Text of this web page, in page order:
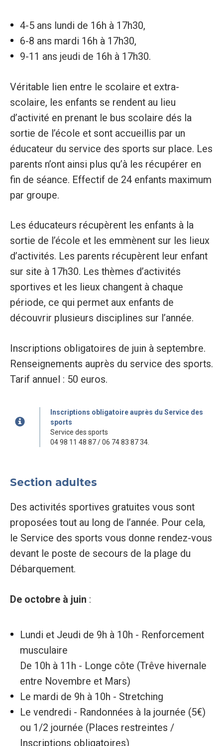
4-5 ans lundi de 16h à 17h30,
6-8 ans mardi 16h à 17h30,
9-11 ans jeudi de 16h à 17h30.
Véritable lien entre le scolaire et extra-
scolaire, les enfants se rendent au lieu
d’activité en prenant le bus scolaire dés la
sortie de l’école et sont accueillis par un
éducateur du service des sports sur place. Les
parents n’ont ainsi plus qu’à les récupérer en
fin de séance. Effectif de 24 enfants maximum
par groupe.
Les éducateurs récupèrent les enfants à la
sortie de l’école et les emmènent sur les lieux
d’activités. Les parents récupèrent leur enfant
sur site à 17h30. Les thèmes d’activités
sportives et les lieux changent à chaque
période, ce qui permet aux enfants de
découvrir plusieurs disciplines sur l’année.
Inscriptions obligatoires de juin à septembre.
Renseignements auprès du service des sports.
Tarif annuel : 50 euros.
Inscriptions obligatoire auprès du Service des
sports
Service des sports
04 98 11 48 87 / 06 74 83 87 34.
Section adultes
Des activités sportives gratuites vous sont
proposées tout au long de l’année. Pour cela,
le Service des sports vous donne rendez-vous
devant le poste de secours de la plage du
Débarquement.
De octobre à juin :
Lundi et Jeudi de 9h à 10h - Renforcement
musculaire
De 10h à 11h - Longe côte (Trêve hivernale
entre Novembre et Mars)
Le mardi de 9h à 10h - Stretching
Le vendredi - Randonnées à la journée (5€)
ou 1/2 journée (Places restreintes /
Inscriptions obligatoires)